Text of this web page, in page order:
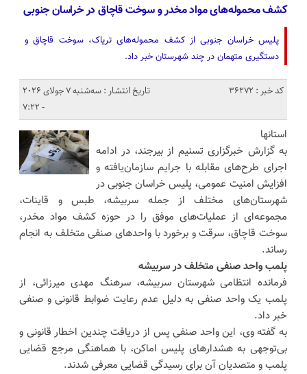
کشف محموله‌های مواد مخدر و سوخت قاچاق در خراسان جنوبی
پلیس خراسان جنوبی از کشف محموله‌های تریاک، سوخت قاچاق و
دستگیری متهمان در چند شهرستان خبر داد.
کد خبر : 36272
تاریخ انتشار : سه‌شنبه 7 جولای 2026
- 7:22
استانها
به گزارش خبرگزاری تسنیم از بیرجند، در ادامه
اجرای طرح‌های مقابله با جرایم سازمان‌یافته و
افزایش امنیت عمومی، پلیس خراسان جنوبی در
شهرستان‌های مختلف از جمله سربیشه، طبس و قاینات،
مجموعه‌ای از عملیات‌های موفق را در حوزه کشف مواد مخدر،
سوخت قاچاق، سرقت و برخورد با واحدهای صنفی متخلف به انجام
رساند.
پلمب واحد صنفی متخلف در سربیشه
فرمانده انتظامی شهرستان سربیشه، سرهنگ مهدی میرزائی، از
پلمب یک واحد صنفی به دلیل عدم رعایت ضوابط قانونی و صنفی
خبر داد.
به گفته وی، این واحد صنفی پس از دریافت چندین اخطار قانونی و
بی‌توجهی به هشدارهای پلیس اماکن، با هماهنگی مرجع قضایی
پلمب و متصدیان آن برای رسیدگی قضایی معرفی شدند.